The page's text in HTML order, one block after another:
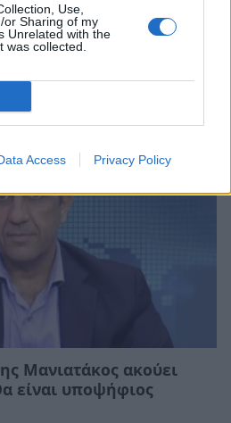
Use,
or Sharing of my
Unrelated with the
was collected.
Access Privacy Policy
Μανιατάκος ακούει
είναι υποψήφιος